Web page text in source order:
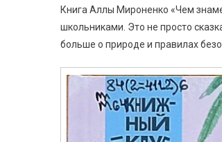
Книга Аллы Мироненко «Чем
школьниками. Это не просто
больше о природе и правилах